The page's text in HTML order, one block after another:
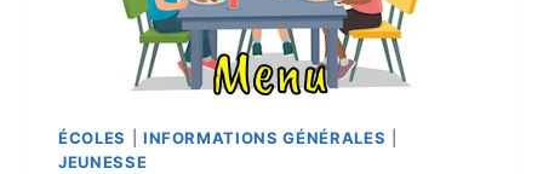
ÉCOLES INFORMATIONS GÉNÉRALES
JEUNESSE